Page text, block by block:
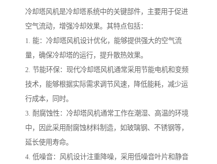
冷却塔风机是冷却塔系统中的关键部件，主要用于促进
空气流动，增强冷却效果。其特点包括：
1. 能：冷却塔风机设计优化，能够提供强大的空气流
量，确保冷却塔的运行，提升散热效果。
2. 节能环保：现代冷却塔风机通常采用节能电机和变频
技术，能够根据实际需求调节风速，降低能耗，减少运
行成本，同时。
3. 耐腐蚀性：冷却塔风机通常工作在潮湿、高温的环境
中，因此采用耐腐蚀材料制造，如玻璃钢、不锈钢等，
延长使用寿命。
4. 低噪音：风机设计注重降噪，采用低噪音叶片和静音